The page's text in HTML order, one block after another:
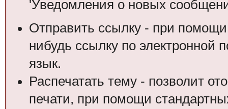
'Уведомления о новых
Отправить ссылку - при
нибудь ссылку по электронной
язык.
Распечатать тему - позволит
печати, при помощи